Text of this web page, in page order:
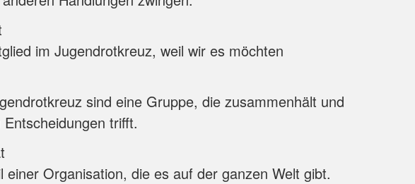
im Jugendrotkreuz, weil wir es möchten
sind eine Gruppe, die zusammenhält und
trifft.
einer Organisation, die es auf der ganzen Welt gibt.